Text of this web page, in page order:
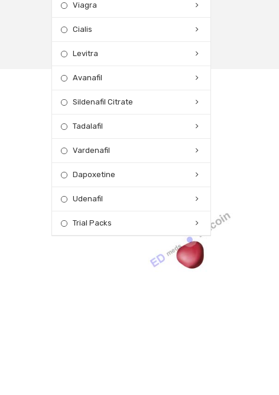
Viagra
Cialis
Levitra
Avanafil
Sildenafil Citrate
Tadalafil
Vardenafil
Dapoxetine
Udenafil
Trial Packs